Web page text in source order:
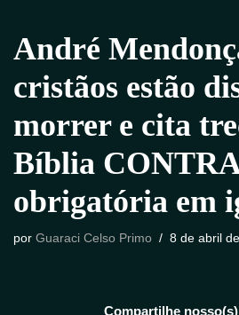
André
cristãos estão
morrer e cita
Bíblia
obrigatória em
por Guaraci Celso Primo 8 de abril
Compartilhe